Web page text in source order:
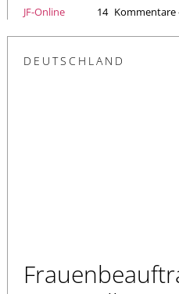
JF-Online 14 Kommentare
DEUTSCHLAND